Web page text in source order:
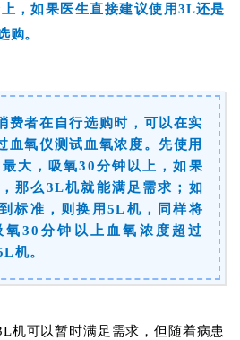
，如果医生直接建议使用3L还是
购。
费者在自行选购时，可以在实
血氧仪测试血氧浓度。先使用
大，吸氧30分钟以上，如果
那么3L机就能满足需求；如
标准，则换用5L机，同样将
30分钟以上血氧浓度超过
机。
机可以暂时满足需求，但随着病患